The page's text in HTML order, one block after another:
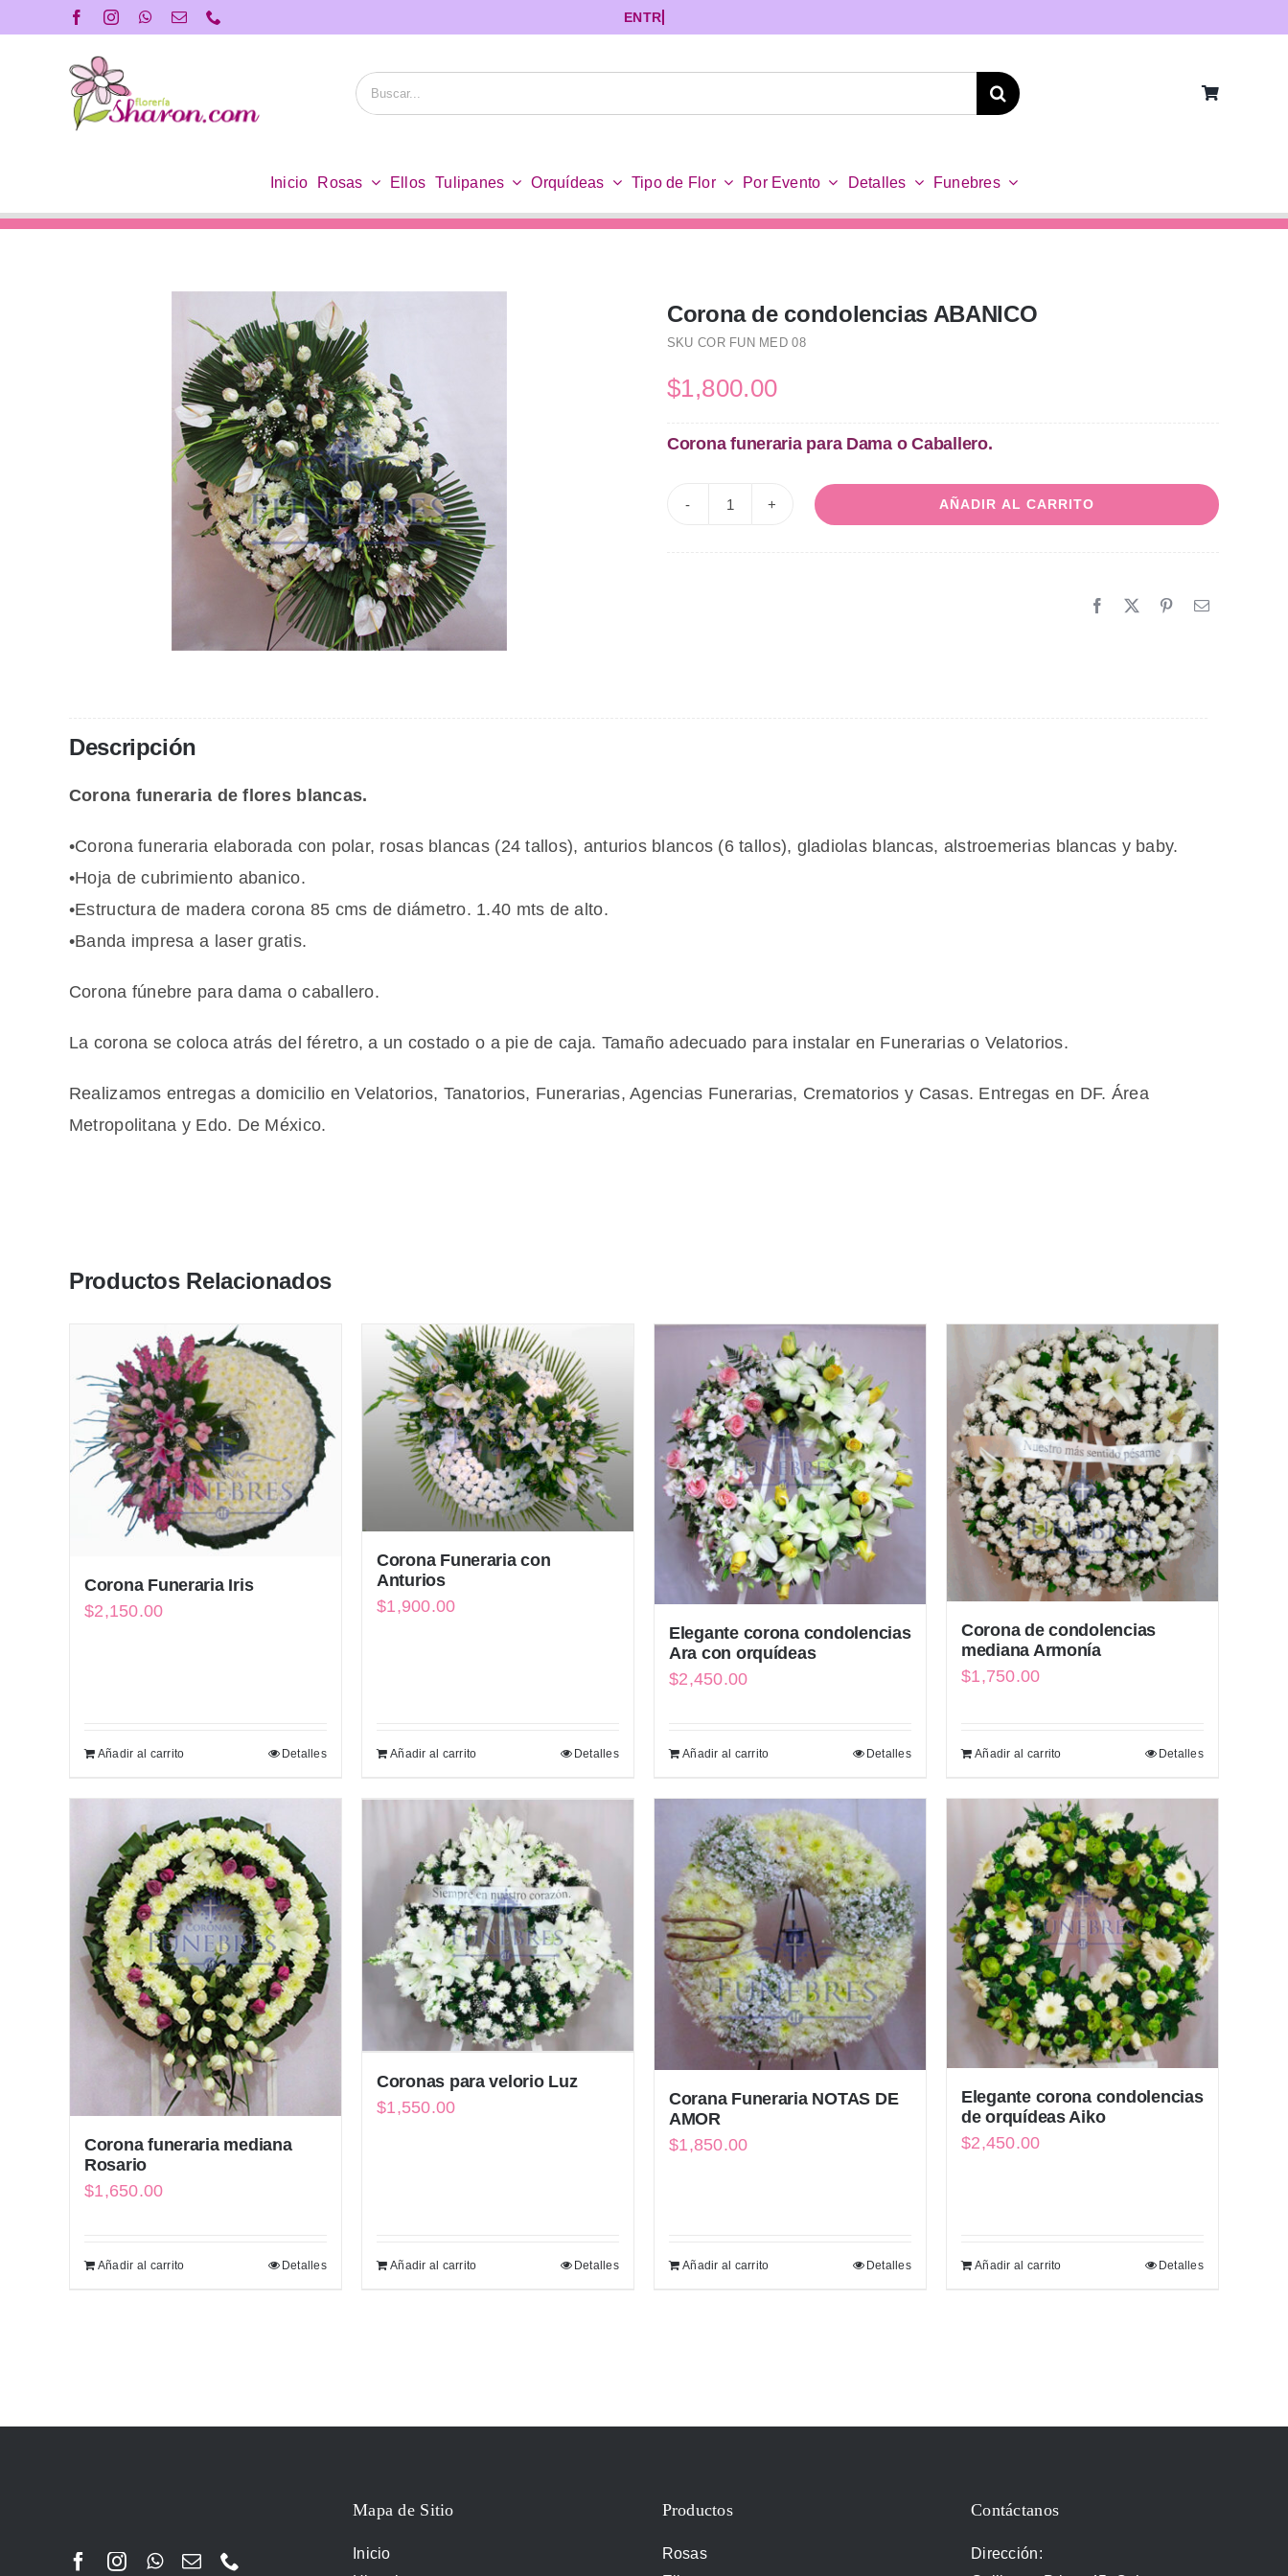
contenido
Buscar:
Inicio Rosas Ellos Tulipanes Orquídeas Tipo de Flor Por Evento Detalles Funebres
Corona de condolencias ABANICO
SKUCOR FUN MED 08
$1,800.00
Corona funeraria para Dama o Caballero.
AÑADIR AL CARRITO
Descripción
Corona funeraria de flores blancas.
•Corona funeraria elaborada con polar, rosas blancas (24 tallos), anturios blancos (6 tallos), gladiolas blancas, alstroemerias blancas y baby.
•Hoja de cubrimiento abanico.
•Estructura de madera corona 85 cms de diámetro. 1.40 mts de alto.
•Banda impresa a laser gratis.
Corona fúnebre para dama o caballero.
La corona se coloca atrás del féretro, a un costado o a pie de caja. Tamaño adecuado para instalar en Funerarias o Velatorios.
Realizamos entregas a domicilio en Velatorios, Tanatorios, Funerarias, Agencias Funerarias, Crematorios y Casas. Entregas en DF. Área
Metropolitana y Edo. De México.
Productos Relacionados
Corona Funeraria Iris
$2,150.00
Añadir al carrito Detalles
Corona Funeraria con
Anturios
$1,900.00
Añadir al carrito Detalles
Elegante corona condolencias
Ara con orquídeas
$2,450.00
Añadir al carrito Detalles
Corona de condolencias
mediana Armonía
$1,750.00
Añadir al carrito Detalles
Corona funeraria mediana
Rosario
$1,650.00
Añadir al carrito Detalles
Coronas para velorio Luz
$1,550.00
Añadir al carrito Detalles
Corana Funeraria NOTAS DE
AMOR
$1,850.00
Añadir al carrito Detalles
Elegante corona condolencias
de orquídeas Aiko
$2,450.00
Añadir al carrito Detalles
Mapa de Sitio
Inicio
Productos
Rosas
Contáctanos
Dirección: